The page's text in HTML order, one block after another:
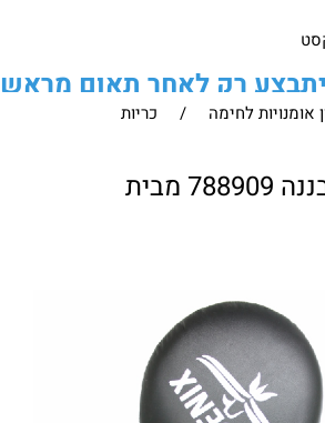
רק לאחר תאום מראש
!
בלבד):
052-8059900
"צור קשר"באתר
אומנויות לחימה / כריות
כרית בעיטות בננה 788909 מבית